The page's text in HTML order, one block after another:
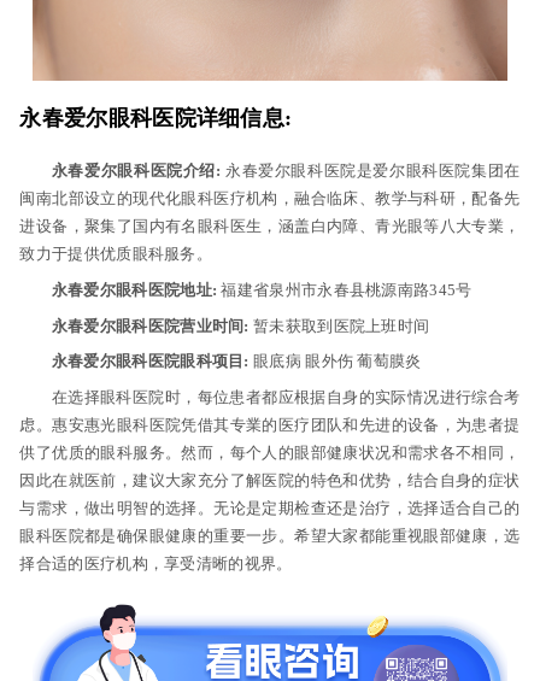
永春爱尔眼科医院详细信息:
永春爱尔眼科医院介绍: 永春爱尔眼科医院是爱尔眼科医院集团在
闽南北部设立的现代化眼科医疗机构，融合临床、教学与科研，配备先
进设备，聚集了国内有名眼科医生，涵盖白内障、青光眼等八大专業，
致力于提供优质眼科服务。
永春爱尔眼科医院地址:福建省泉州市永春县桃源南路345号
永春爱尔眼科医院营业时间:暂未获取到医院上班时间
永春爱尔眼科医院眼科项目: 眼底病 眼外伤 葡萄膜炎
在选择眼科医院时，每位患者都应根据自身的实际情况进行综合考
虑。惠安惠光眼科医院凭借其专業的医疗团队和先进的设备，为患者提
供了优质的眼科服务。然而，每个人的眼部健康状况和需求各不相同，
因此在就医前，建议大家充分了解医院的特色和优势，结合自身的症状
与需求，做出明智的选择。无论是定期检查还是治疗，选择适合自己的
眼科医院都是确保眼健康的重要一步。希望大家都能重视眼部健康，选
择合适的医疗机构，享受清晰的视界。